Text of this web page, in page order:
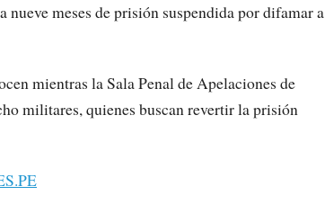
nueve meses de prisión suspendida por difamar a
mientras la Sala Penal de Apelaciones de
militares, quienes buscan revertir la prisión